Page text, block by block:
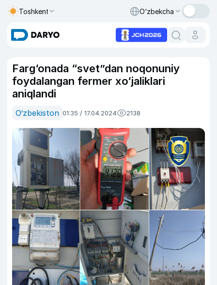
Toshkent O‘zbekcha
Farg‘onada “svet”dan noqonuniy
foydalangan fermer xo‘jaliklari
aniqlandi
O‘zbekiston 01:35 / 17.04.2024 2138